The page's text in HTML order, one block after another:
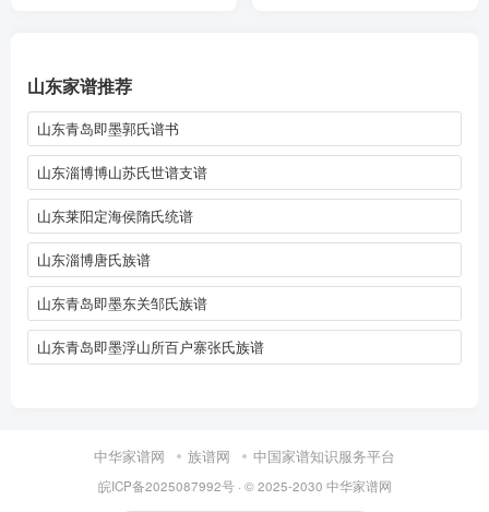
山东家谱推荐
山东青岛即墨郭氏谱书
山东淄博博山苏氏世谱支谱
山东莱阳定海侯隋氏统谱
山东淄博唐氏族谱
山东青岛即墨东关邹氏族谱
山东青岛即墨浮山所百户寨张氏族谱
中华家谱网 族谱网 中国家谱知识服务平台
皖ICP备2025087992号· © 2025-2030 中华家谱网